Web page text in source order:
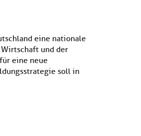
eine nationale
und der
eine neue
soll in